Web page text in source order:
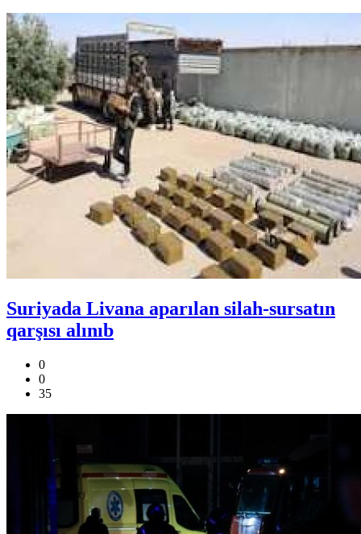
Suriyada Livana aparılan silah-sursatın
qarşısı alınıb
0
0
35